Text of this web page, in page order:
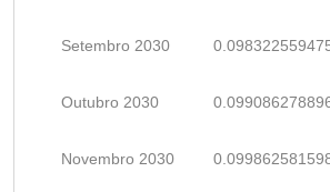
Setembro 2030
Outubro 2030
Novembro 2030